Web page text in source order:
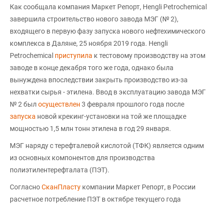
Как сообщала компания Маркет Репорт, Hengli Petrochemical
завершила строительство нового завода МЭГ (№ 2),
входящего в первую фазу запуска нового нефтехимического
комплекса в Даляне, 25 ноября 2019 года. Hengli
Petrochemical приступила к тестовому производству на этом
заводе в конце декабря того же года, однако была
вынуждена впоследствии закрыть производство из-за
нехватки сырья - этилена. Ввод в эксплуатацию завода МЭГ
№ 2 был осуществлен 3 февраля прошлого года после
запуска новой крекинг-установки на той же площадке
мощностью 1,5 млн тонн этилена в год 29 января.
МЭГ наряду с терефталевой кислотой (ТФК) является одним
из основных компонентов для производства
полиэтилентерефталата (ПЭТ).
СогласноСканПласту компании Маркет Репорт, в России
расчетное потребление ПЭТ в октябре текущего года